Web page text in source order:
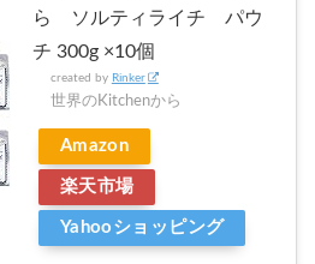
ら ソルティライチ パウ
チ 300g ×10個
created by Rinker
世界のKitchenから
Amazon
楽天市場
Yahooショッピング